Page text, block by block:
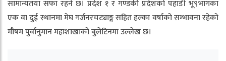
सामान्यतया सफा रहने छ। प्रदेश १ र गण्डकी प्रदेशको पहाडी भू९भागका
एक वा दुई स्थानमा मेघ गर्जनरचट्याङ्ग सहित हल्का वर्षाको सम्भावना रहेको
मौषम पुर्वानुमान महाशाखाको बुलेटिनमा उल्लेख छ।